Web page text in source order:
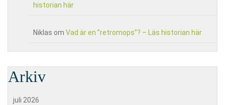
historian här
Niklas om Vad är en ”retromops”? – Läs historian här
Arkiv
juli 2026